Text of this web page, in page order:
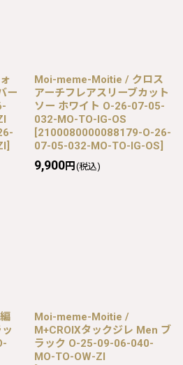
ー
]
Moi-meme-Moitie / クロス
アーチフレアスリーブカット
ソー ホワイト O-26-07-05-
032-MO-TO-IG-OS
[2100080000088179-O-26-
07-05-032-MO-TO-IG-OS]
9,900円 (税込)
Moi-meme-Moitie /
M+CROIXタックジレ Men ブ
ラック O-25-09-06-040-
MO-TO-OW-ZI